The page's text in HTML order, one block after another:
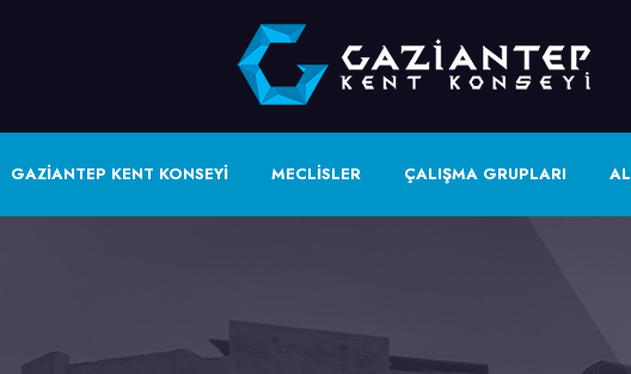
GAZİANTEP KENT KONSEYİ MECLİSLER ÇALIŞMA GRUPLARI